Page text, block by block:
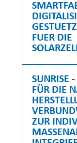
FUER DIE
SUNRISE
FÜR DIE
ZUR